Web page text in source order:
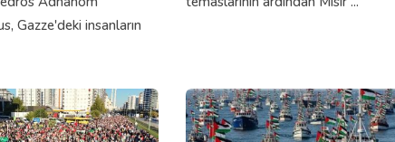
Gazze'deki insanların